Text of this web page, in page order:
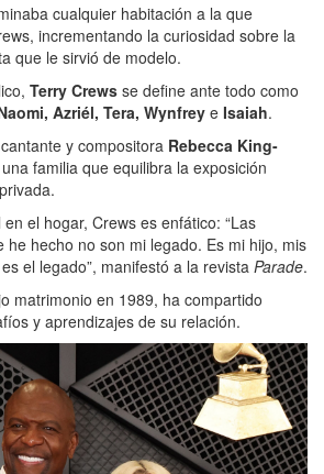
cualquier habitación a la que
incrementando la curiosidad sobre la
que le sirvió de modelo.
Terry Crews se define ante todo como
Azriél, Tera, Wynfrey e Isaiah.
y compositora Rebecca King-
familia que equilibra la exposición
el hogar, Crews es enfático: “Las
he hecho no son mi legado. Es mi hijo, mis
el legado”, manifestó a la revista Parade.
matrimonio en 1989, ha compartido
y aprendizajes de su relación.